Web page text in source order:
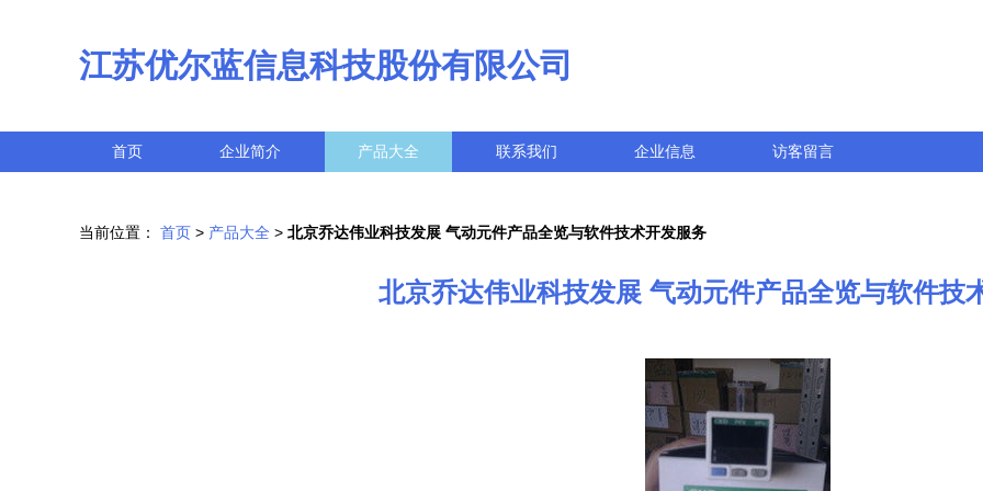
江苏优尔蓝信息科技股份有限公司
首页 企业简介 产品大全 联系我们 企业信息 访客留言
当前位置： 首页 > 产品大全 > 北京乔达伟业科技发展 气动元件产品全览与软件技术开发服务
北京乔达伟业科技发展 气动元件产品全览与软件技